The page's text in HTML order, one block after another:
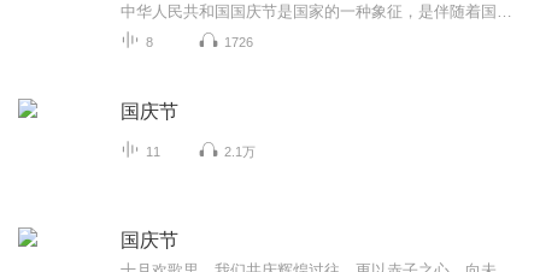
8 1726
国庆节
11 2.1万
国庆节